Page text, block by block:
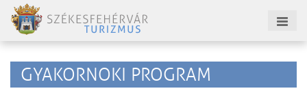
GYAKORNOKI PROGRAM